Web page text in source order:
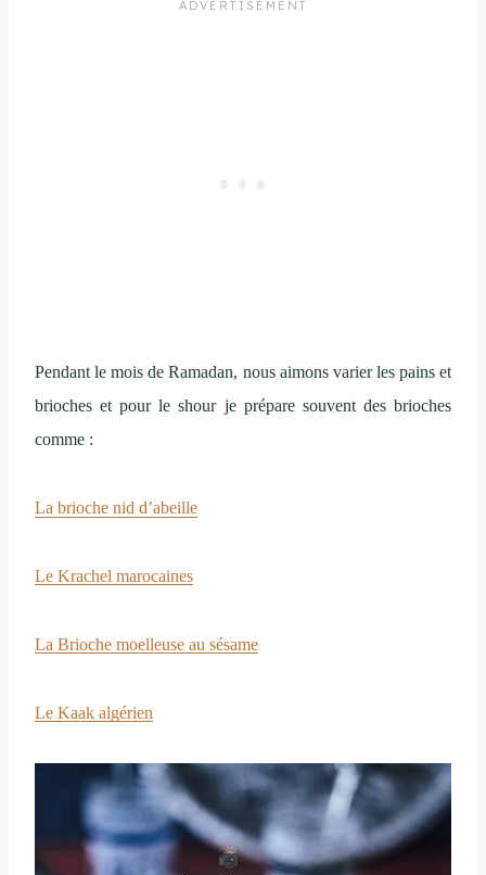
Pendant le mois de Ramadan, nous aimons varier les pains et
brioches et pour le shour je prépare souvent des brioches
comme :
La brioche nid d’abeille
Le Krachel marocaines
La Brioche moelleuse au sésame
Le Kaak algérien